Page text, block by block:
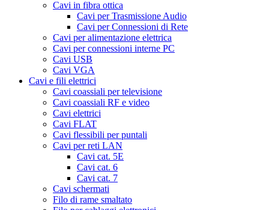
Cavi in fibra ottica
Cavi per Trasmissione Audio
Cavi per Connessioni di Rete
Cavi per alimentazione elettrica
Cavi per connessioni interne PC
Cavi USB
Cavi VGA
Cavi e fili elettrici
Cavi coassiali per televisione
Cavi coassiali RF e video
Cavi elettrici
Cavi FLAT
Cavi flessibili per puntali
Cavi per reti LAN
Cavi cat. 5E
Cavi cat. 6
Cavi cat. 7
Cavi schermati
Filo di rame smaltato